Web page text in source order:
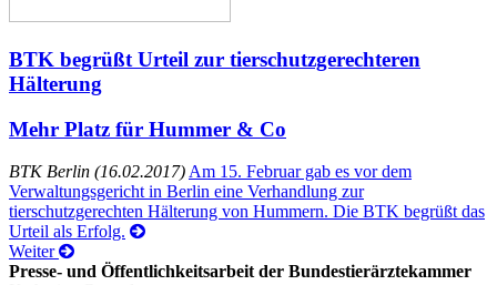
BTK begrüßt Urteil zur tierschutzgerechteren
Hälterung
Mehr Platz für Hummer & Co
BTK Berlin (16.02.2017) Am 15. Februar gab es vor dem
Verwaltungsgericht in Berlin eine Verhandlung zur
tierschutzgerechten Hälterung von Hummern. Die BTK begrüßt das
Urteil als Erfolg.
Weiter
Presse- und Öffentlichkeitsarbeit der Bundestierärztekammer